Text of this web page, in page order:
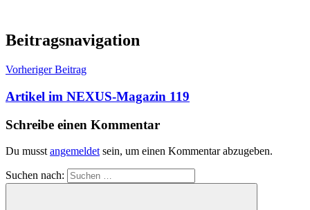
Beitragsnavigation
Vorheriger Beitrag
Artikel im NEXUS-Magazin 119
Schreibe einen Kommentar
Du musstangemeldetsein, um einen Kommentar abzugeben.
Suchen nach: